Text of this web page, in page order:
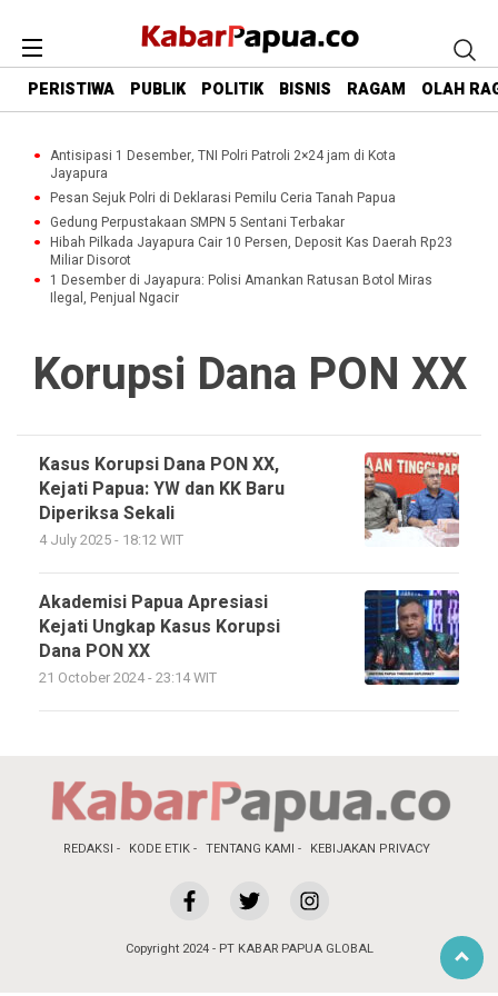
PERISTIWA PUBLIK POLITIK BISNIS RAGAM OLAH
Antisipasi 1 Desember, TNI Polri Patroli 2×24 jam di Kota
Jayapura
Pesan Sejuk Polri di Deklarasi Pemilu Ceria Tanah Papua
Gedung Perpustakaan SMPN 5 Sentani Terbakar
Hibah Pilkada Jayapura Cair 10 Persen, Deposit Kas Daerah Rp23
Miliar Disorot
1 Desember di Jayapura: Polisi Amankan Ratusan Botol Miras
Ilegal, Penjual Ngacir
Korupsi Dana PON XX
Kasus Korupsi Dana PON XX,
Kejati Papua: YW dan KK Baru
Diperiksa Sekali
4 July 2025 - 18:12 WIT
Akademisi Papua Apresiasi
Kejati Ungkap Kasus Korupsi
Dana PON XX
21 October 2024 - 23:14 WIT
REDAKSI KODE ETIK TENTANG KAMI KEBIJAKAN PRIVACY
Copyright 2024 - PT KABAR PAPUA GLOBAL